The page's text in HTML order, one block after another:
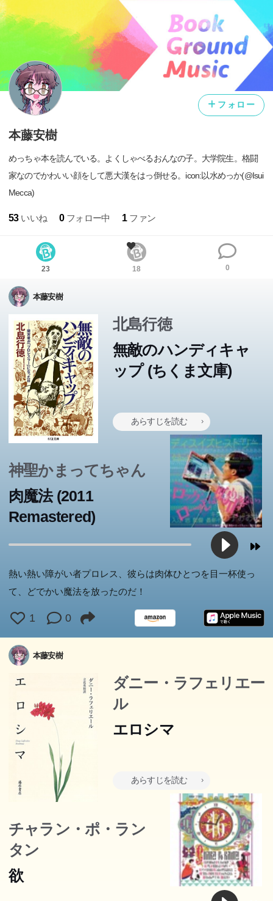
フォロー
本藤安樹
めっちゃ本を読んでいる。よくしゃべるおんなの子。大学院生。格闘
家なのでかわいい顔をして悪大漢をはっ倒せる。icon:以水めっか(@Isui
Mecca)
53 いいね 0 フォロー中 1 ファン
23 18 0
本藤安樹
北島行徳
無敵のハンディキャ
ップ (ちくま文庫)
あらすじを読む
神聖かまってちゃん
肉魔法 (2011
Remastered)
熱い熱い障がい者プロレス、彼らは肉体ひとつを目一杯使っ
て、どでかい魔法を放ったのだ！
1 0
本藤安樹
ダニー・ラフェリエー
ル
エロシマ
あらすじを読む
チャラン・ポ・ラン
タン
欲